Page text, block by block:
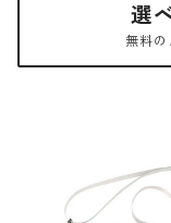
選
無料の